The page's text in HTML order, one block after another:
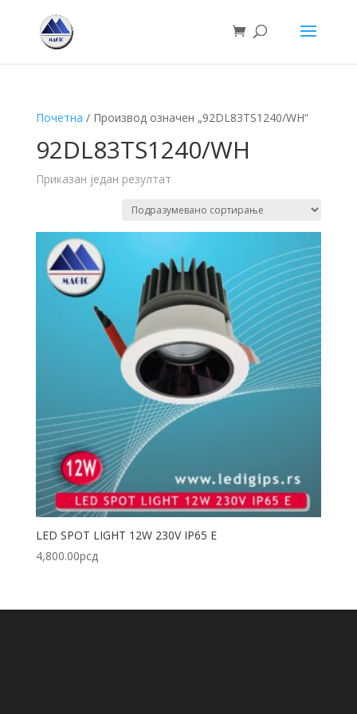
Почетна / Производ oзначен „92DL83TS1240/WH“
92DL83TS1240/WH
Приказан један резултат
LED SPOT LIGHT 12W 230V IP65 E
4,800.00рсд